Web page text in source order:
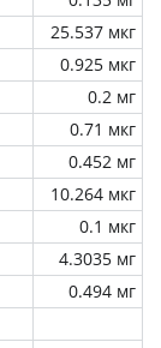
25.537 мкг
0.925 мкг
0.2 мг
0.71 мкг
0.452 мг
10.264 мкг
0.1 мкг
4.3035 мг
0.494 мг